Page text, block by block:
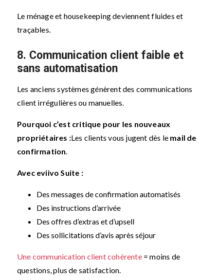
Le ménage et housekeeping deviennent fluides et
traçables.
8. Communication client faible et
sans automatisation
Les anciens systèmes génèrent des communications
client irrégulières ou manuelles.
Pourquoi c’est critique pour les nouveaux
propriétaires :Les clients vous jugent dès le mail de
confirmation.
Avec eviivo Suite :
Des messages de confirmation automatisés
Des instructions d’arrivée
Des offres d’extras et d’upsell
Des sollicitations d’avis après séjour
Une communication client cohérente= moins de
questions, plus de satisfaction.